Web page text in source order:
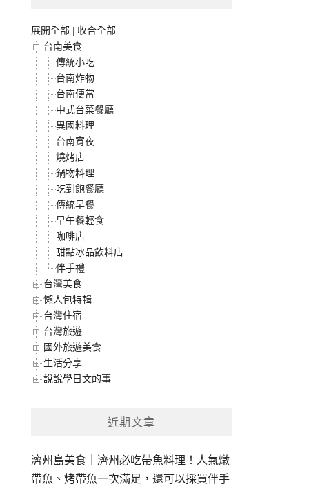
展開全部
收合全部
台南美食
傳統小吃
台南炸物
台南便當
中式台菜餐廳
異國料理
台南宵夜
燒烤店
鍋物料理
吃到飽餐廳
傳統早餐
早午餐輕食
咖啡店
甜點冰品飲料店
伴手禮
台灣美食
懶人包特輯
台灣住宿
台灣旅遊
國外旅遊美食
生活分享
說說學日文的事
近期文章
濟州島美食｜濟州必吃帶魚料理！人氣燉
帶魚、烤帶魚一次滿足，還可以採買伴手